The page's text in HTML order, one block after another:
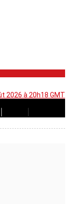
2026 à 20h18 GMT